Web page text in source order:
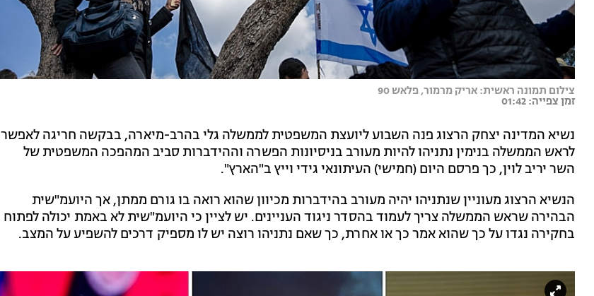
צילום תמונה ראשית: אריק מרמור, פלאש 90
זמן צפייה: 01:42
נשיא המדינה יצחק הרצוג פנה השבוע ליועצת המשפטית לממשלה גלי בהרב-מיארה, בבקשה חריגה לאפשר
לראש הממשלה בנימין נתניהו להיות מעורב בניסיונות הפשרה וההידברות סביב המהפכה המשפטית של
השר יריב לוין, כך פרסם היום (חמישי) העיתונאי גידי וייץ ב"הארץ".
הנשיא הרצוג מעוניין שנתניהו יהיה מעורב בהידברות מכיוון שהוא רואה בו גורם ממתן, אך היועמ"שית
הבהירה שראש הממשלה צריך לעמוד בהסדר ניגוד העניינים. יש לציין כי היועמ"שית לא באמת יכולה לפתוח
בחקירה נגדו על כך שהוא אמר כך או אחרת, כך שאם נתניהו רוצה יש לו מספיק דרכים להשפיע על המצב.